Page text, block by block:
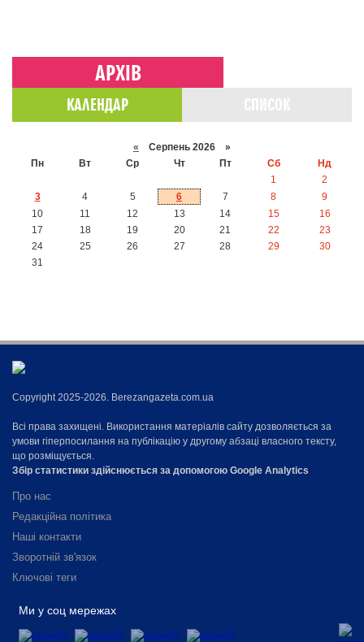
АРХІВ
КАЛЕНДАР
« Серпень 2026 »
Пн
Вт Ср Чт Пт Сб
Нд
1
2
3
4 5 6 7 8
9
10
11 12 13 14 15
16
17
18 19 20 21 22
23
24
25 26 27 28 29
30
31
Copyright 2025-2026. Berezangazeta.com.ua
Всі права захищені. Використання матеріалів сайту дозволяється за
умови гіперпосилання на публікацію у другому абзаці власного тексту,
що розміщується.
Збір статистики здійснюється за допомогою Google Analytics
Про нас
Редакційна політика
Наші контакти
Зворотній зв'язок
Ключові теги
Ми у соц мережах